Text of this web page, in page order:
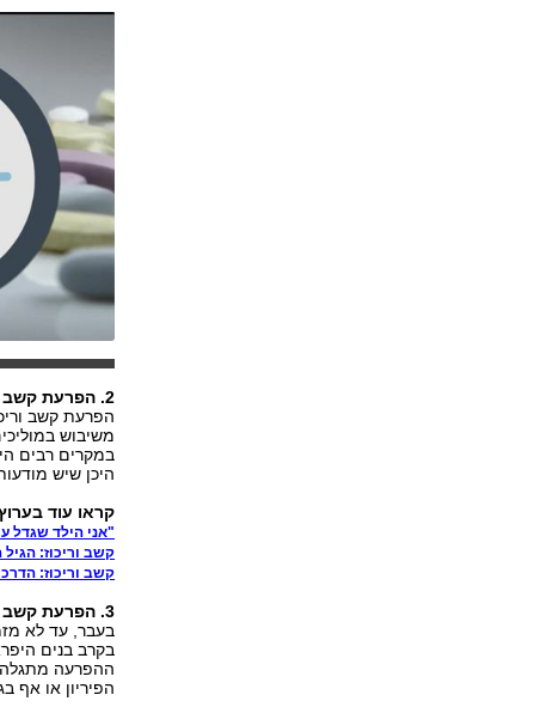
2. הפרעת קשב וריכוז היא תוצאה של חינוך לקוי או סביבה בעייתית
הפרעת קשב
משיבוש
במקרים רבים
היכן שיש
קראו עוד
"אני הילד שגדל
קשב וריכוז:
קשב וריכוז:
3. הפרעת קשב וריכוז פורצת בסביבות גיל שבע
הפיריון או אף